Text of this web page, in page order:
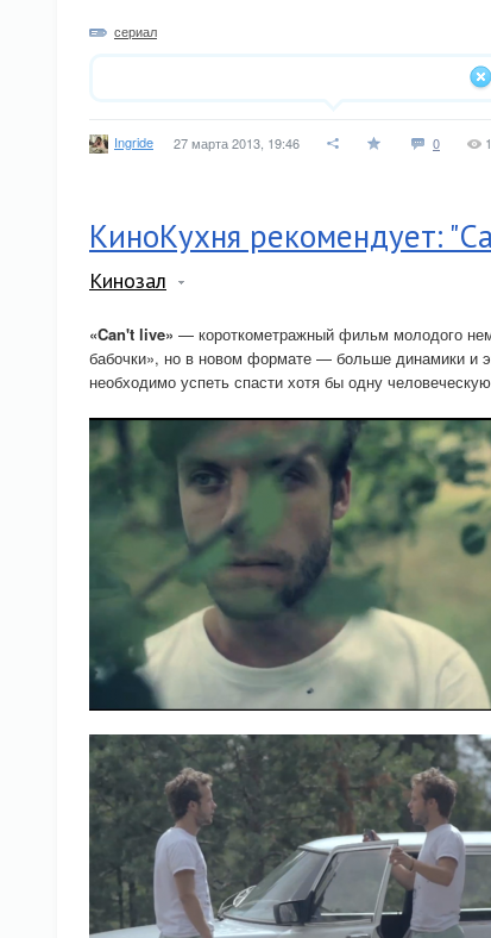
сериал
Ingride 27 марта 2013, 19:46 0
КиноКухня рекомендует:
Кинозал
«Can't live» — короткометражный фильм молодого
бабочки», но в новом формате — больше динамики и
необходимо успеть спасти хотя бы одну